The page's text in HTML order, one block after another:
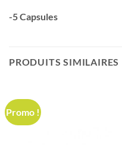
-5 Capsules
PRODUITS SIMILAIRES
Promo !